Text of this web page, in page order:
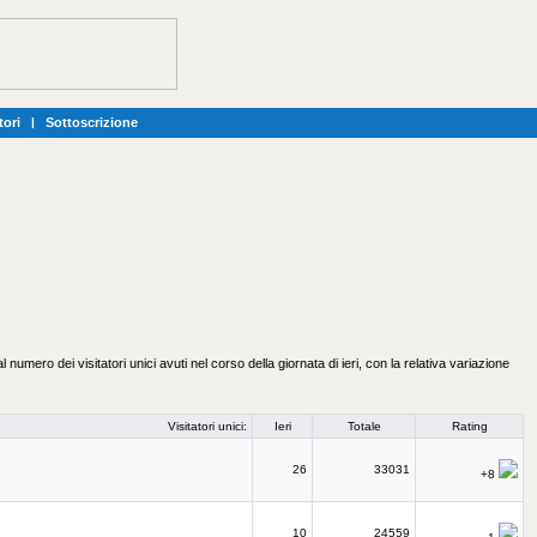
| Sottoscrizione
dei visitatori unici avuti nel corso della giornata di ieri, con la relativa variazione
Visitatori unici: Ieri Totale Rating
26 33031 +8
10 24559